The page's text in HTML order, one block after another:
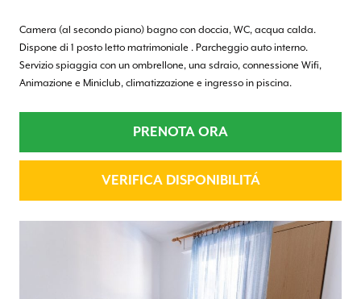
Camera (al secondo piano) bagno con doccia, WC, acqua calda.
Dispone di 1 posto letto matrimoniale . Parcheggio auto interno.
Servizio spiaggia con un ombrellone, una sdraio, connessione Wifi,
Animazione e Miniclub, climatizzazione e ingresso in piscina.
PRENOTA ORA
VERIFICA DISPONIBILITÁ